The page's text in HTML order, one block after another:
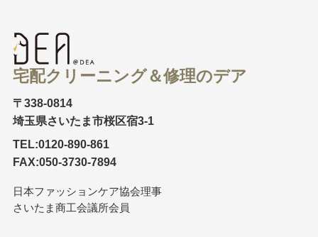
宅配クリーニング＆修理のデア
〒338-0814
埼玉県さいたま市桜区宿3-1
TEL:0120-890-861
FAX:050-3730-7894
日本ファッションケア協会理事
さいたま商工会議所会員